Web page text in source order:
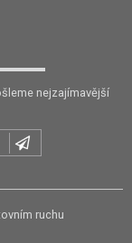
nejzajímavější
ruchu